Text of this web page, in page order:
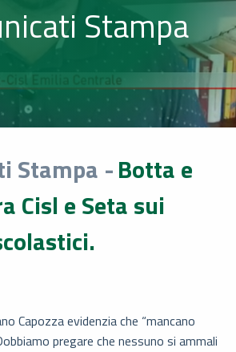
Stampa
Stampa -Botta e
Cisl e Seta sui
Capozza evidenzia che “mancano
pregare che nessuno si ammali